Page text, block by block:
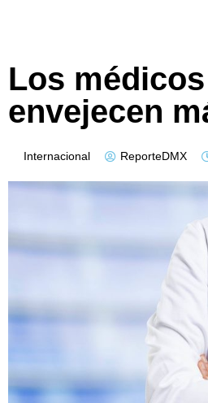
Los médicos
envejecen
Internacional ReporteDMX